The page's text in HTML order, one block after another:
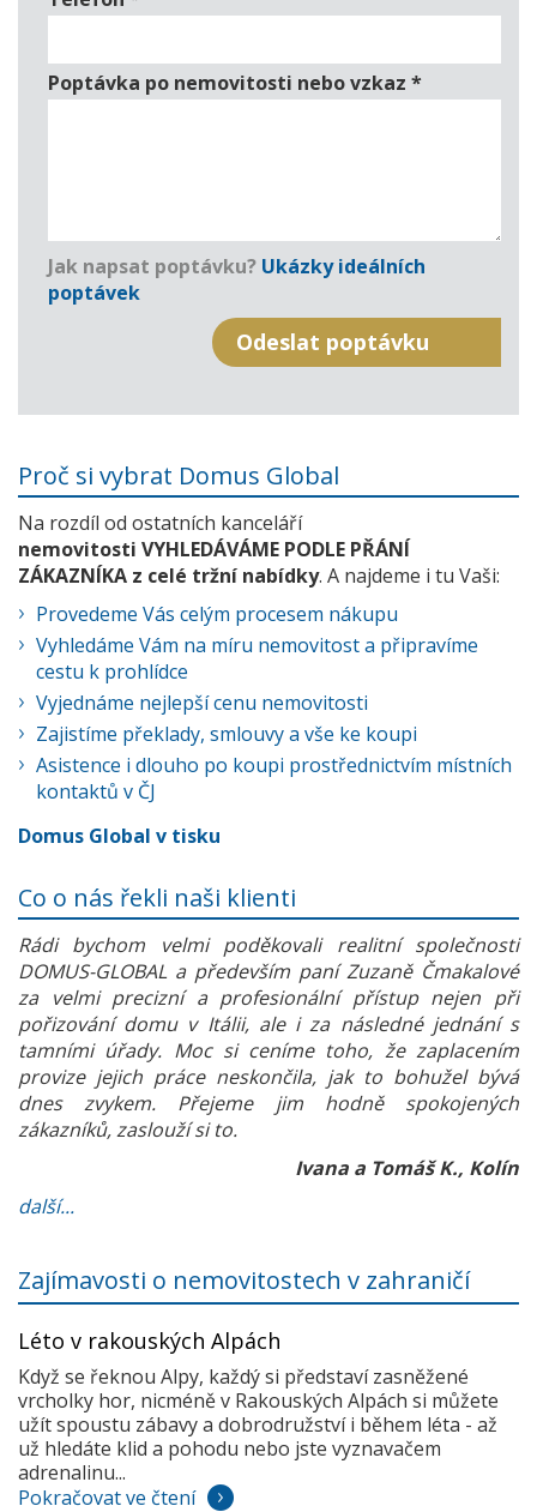
Poptávka po nemovitosti nebo vzkaz *
Jak napsat poptávku? Ukázky ideálních
poptávek
Proč si vybrat Domus Global
Na rozdíl od ostatních kanceláří
nemovitosti VYHLEDÁVÁME PODLE PŘÁNÍ
ZÁKAZNÍKA z celé tržní nabídky. A najdeme i tu Vaši:
Provedeme Vás celým procesem nákupu
Vyhledáme Vám na míru nemovitost a připravíme
cestu k prohlídce
Vyjednáme nejlepší cenu nemovitosti
Zajistíme překlady, smlouvy a vše ke koupi
Asistence i dlouho po koupi prostřednictvím místních
kontaktů v ČJ
Domus Global v tisku
Co o nás řekli naši klienti
Rádi bychom velmi poděkovali realitní společnosti
DOMUS-GLOBAL a především paní Zuzaně Čmakalové
za velmi precizní a profesionální přístup nejen při
pořizování domu v Itálii, ale i za následné jednání s
tamními úřady. Moc si ceníme toho, že zaplacením
provize jejich práce neskončila, jak to bohužel bývá
dnes zvykem. Přejeme jim hodně spokojených
zákazníků, zaslouží si to.
Ivana a Tomáš K., Kolín
další...
Zajímavosti o nemovitostech v zahraničí
Léto v rakouských Alpách
Když se řeknou Alpy, každý si představí zasněžené
vrcholky hor, nicméně v Rakouských Alpách si můžete
užít spoustu zábavy a dobrodružství i během léta - až
už hledáte klid a pohodu nebo jste vyznavačem
adrenalinu...
Pokračovat ve čtení